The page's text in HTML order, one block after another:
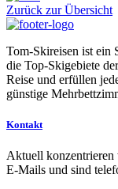
Zurück zur Übersicht
Tom-Skireisen ist ein
die Top-Skigebiete
Reise und erfüllen
günstige
Kontakt
Aktuell konzentrieren
E-Mails und sind